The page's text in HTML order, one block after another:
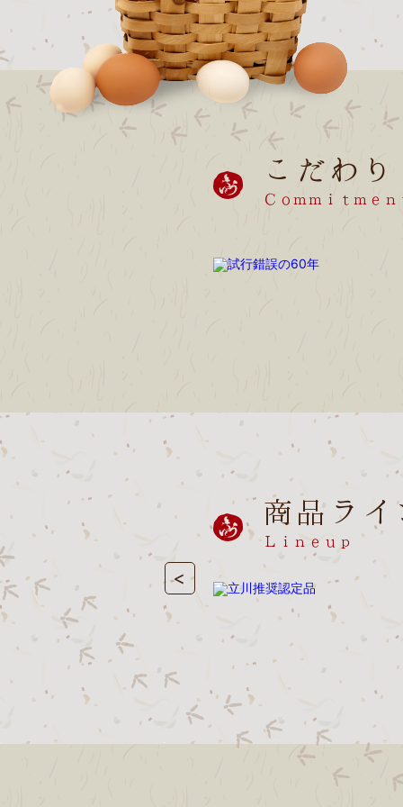
こだわり
Ｃｏｍｍｉｔｍｅｎ
商品ラ
Ｌｉｎｅｕｐ
<